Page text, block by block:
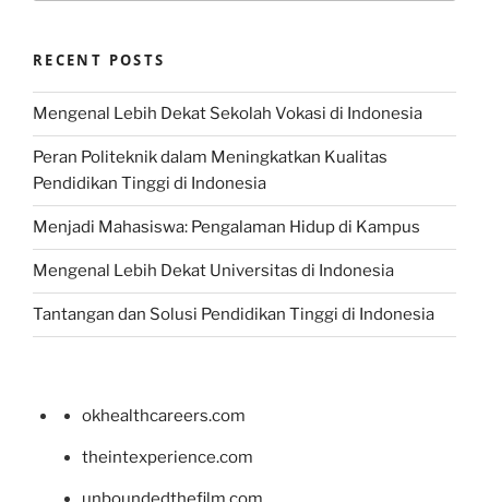
RECENT POSTS
Mengenal Lebih Dekat Sekolah Vokasi di Indonesia
Peran Politeknik dalam Meningkatkan Kualitas
Pendidikan Tinggi di Indonesia
Menjadi Mahasiswa: Pengalaman Hidup di Kampus
Mengenal Lebih Dekat Universitas di Indonesia
Tantangan dan Solusi Pendidikan Tinggi di Indonesia
okhealthcareers.com
theintexperience.com